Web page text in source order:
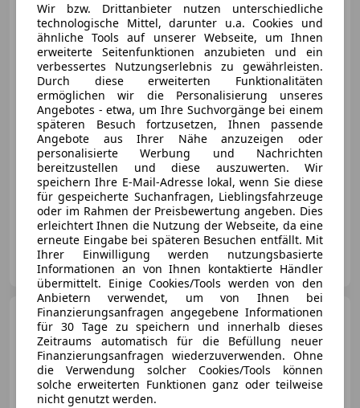
LED+LEDER+NAVI+MEGAPREIS
€ 26 911
06/2022 40 643 km Diesel
147 kW (200 PS)
OutletCars.at - Wien
AT-2344 Maria Enzersdorf
Audi Q5 50 TFSI e quattro
advanced Aut MATRIX HEAD-UP
Wir bzw. Drittanbieter nutzen unterschiedliche
technologische Mittel, darunter u.a. Cookies und
ähnliche Tools auf unserer Webseite, um Ihnen
erweiterte Seitenfunktionen anzubieten und ein
verbessertes Nutzungserlebnis zu gewährleisten.
Durch diese erweiterten Funktionalitäten
ermöglichen wir die Personalisierung unseres
Angebotes - etwa, um Ihre Suchvorgänge bei einem
späteren Besuch fortzusetzen, Ihnen passende
Angebote aus Ihrer Nähe anzuzeigen oder
personalisierte Werbung und Nachrichten
bereitzustellen und diese auszuwerten. Wir
speichern Ihre E-Mail-Adresse lokal, wenn Sie diese
für gespeicherte Suchanfragen, Lieblingsfahrzeuge
oder im Rahmen der Preisbewertung angeben. Dies
erleichtert Ihnen die Nutzung der Webseite, da eine
erneute Eingabe bei späteren Besuchen entfällt. Mit
Ihrer Einwilligung werden nutzungsbasierte
Informationen an von Ihnen kontaktierte Händler
übermittelt. Einige Cookies/Tools werden von den
Anbietern verwendet, um von Ihnen bei
Finanzierungsanfragen angegebene Informationen
für 30 Tage zu speichern und innerhalb dieses
Zeitraums automatisch für die Befüllung neuer
Finanzierungsanfragen wiederzuverwenden. Ohne
die Verwendung solcher Cookies/Tools können
solche erweiterten Funktionen ganz oder teilweise
nicht genutzt werden.